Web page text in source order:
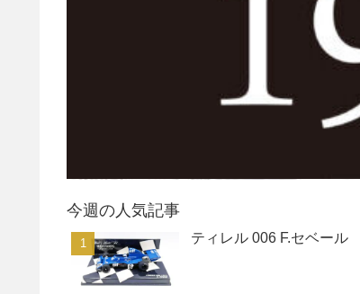
今週の人気記事
ティレル 006 F.セベール